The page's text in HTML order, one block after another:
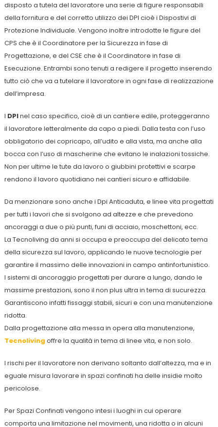
disposto a tutela del lavoratore una serie di figure responsabili
della fornitura e del corretto utilizzo dei DPI cioè i Dispostivi di
Protezione Individuale. Vengono inoltre introdotte le figure del
CPS che è il Coordinatore per la Sicurezza in fase di
Progettazione, e del CSE che è il Coordinatore in fase di
Esecuzione. Entrambi sono tenuti a redigere il progetto inserendo
tutto ciò che va a tutelare il lavoratore in ogni fase di realizzazione
dell’impresa.
I DPInel caso specifico, cioè di un cantiere edile, proteggeranno
il lavoratore letteralmente da capo a piedi. Dalla testa con l’uso
obbligatorio dei copricapo, all’udito e alla vista, ma anche alla
bocca con l’uso di mascherine che evitano le inalazioni tossiche.
Non per ultime le tute da lavoro o giubbini protettivi e scarpe
rendono il lavoro quotidiano nei cantieri sicuro e affidabile.
Da menzionare sono anche i Dpi Anticaduta, e linee vita progettati
per tutti i lavori che si svolgono ad altezze e che prevedono
ancoraggi a due o più punti, funi di acciaio, moschettoni, ecc.
La Tecnoliving da anni si occupa e preoccupa del delicato tema
della sicurezza sul lavoro, applicando le nuove tecnologie per
garantire il massimo delle innovazioni in campo antinfortunistico.
I sistemi di ancoraggio progettati per durare a lungo, dando le
massime prestazioni, sono il non plus ultra in tema di sucurezza.
Garantiscono infatti fissaggi stabili, sicuri e con una manutenzione
ridotta.
Dalla progettazione alla messa in opera alla manutenzione,
Tecnoliving offre la qualità in tema di linee vita, e non solo.
I rischi per il lavoratore non derivano soltanto dall’altezza, ma e in
eguale misura lavorare in spazi confinati ha delle insidie molto
pericolose.
Per Spazi Confinati vengono intesi i luoghi in cui operare
comporta una limitazione nel movimenti, una ridotta o in alcuni